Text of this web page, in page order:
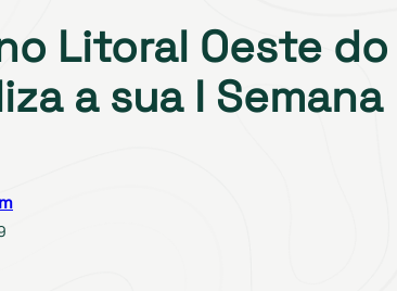
Litoral Oeste do
a sua I Semana